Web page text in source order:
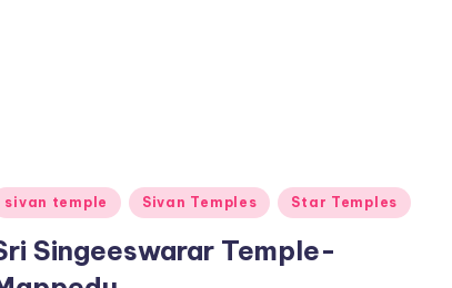
sivan temple Sivan Temples Star Temples
Singeeswarar Temple-